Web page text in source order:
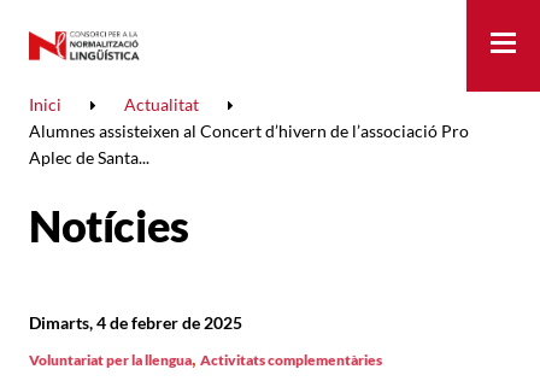
Inici
Actualitat
Alumnes assisteixen al Concert d’hivern de l’associació Pro
Aplec de Santa...
Notícies
Dimarts, 4 de febrer de 2025
Voluntariat per la llengua, Activitats complementàries